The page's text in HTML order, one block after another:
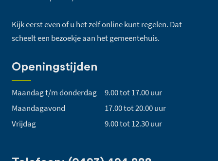
Kijk eerst even of u het zelf online kunt regelen. Dat
scheelt een bezoekje aan het gemeentehuis.
Openingstijden
Maandag t/m donderdag
9.00 tot 17.00 uur
Maandagavond
17.00 tot 20.00 uur
Vrijdag
9.00 tot 12.30 uur